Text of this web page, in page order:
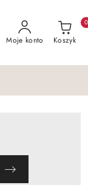
Moje konto Koszyk
0